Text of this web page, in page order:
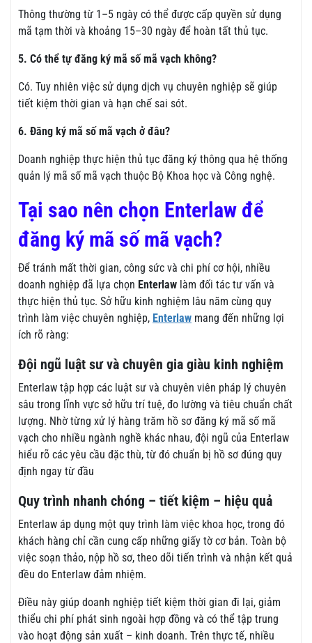
Thông thường từ 1–5 ngày có thể được cấp quyền sử dụng
mã tạm thời và khoảng 15–30 ngày để hoàn tất thủ tục.
5. Có thể tự đăng ký mã số mã vạch không?
Có. Tuy nhiên việc sử dụng dịch vụ chuyên nghiệp sẽ giúp
tiết kiệm thời gian và hạn chế sai sót.
6. Đăng ký mã số mã vạch ở đâu?
Doanh nghiệp thực hiện thủ tục đăng ký thông qua hệ thống
quản lý mã số mã vạch thuộc Bộ Khoa học và Công nghệ.
Tại sao nên chọn Enterlaw để
đăng ký mã số mã vạch?
Để tránh mất thời gian, công sức và chi phí cơ hội, nhiều
doanh nghiệp đã lựa chọn Enterlaw làm đối tác tư vấn và
thực hiện thủ tục. Sở hữu kinh nghiệm lâu năm cùng quy
trình làm việc chuyên nghiệp, Enterlaw mang đến những lợi
ích rõ ràng:
Đội ngũ luật sư và chuyên gia giàu kinh nghiệm
Enterlaw tập hợp các luật sư và chuyên viên pháp lý chuyên
sâu trong lĩnh vực sở hữu trí tuệ, đo lường và tiêu chuẩn chất
lượng. Nhờ từng xử lý hàng trăm hồ sơ đăng ký mã số mã
vạch cho nhiều ngành nghề khác nhau, đội ngũ của Enterlaw
hiểu rõ các yêu cầu đặc thù, từ đó chuẩn bị hồ sơ đúng quy
định ngay từ đầu
Quy trình nhanh chóng – tiết kiệm – hiệu quả
Enterlaw áp dụng một quy trình làm việc khoa học, trong đó
khách hàng chỉ cần cung cấp những giấy tờ cơ bản. Toàn bộ
việc soạn thảo, nộp hồ sơ, theo dõi tiến trình và nhận kết quả
đều do Enterlaw đảm nhiệm.
Điều này giúp doanh nghiệp tiết kiệm thời gian đi lại, giảm
thiểu chi phí phát sinh ngoài hợp đồng và có thể tập trung
vào hoạt động sản xuất – kinh doanh. Trên thực tế, nhiều